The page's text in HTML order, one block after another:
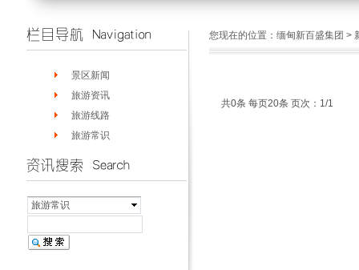
景区新闻
旅游资讯
旅游线路
旅游常识
旅游常识
您现在的位置： 缅甸新百盛集团 >
共0条 每页20条 页次：1/1